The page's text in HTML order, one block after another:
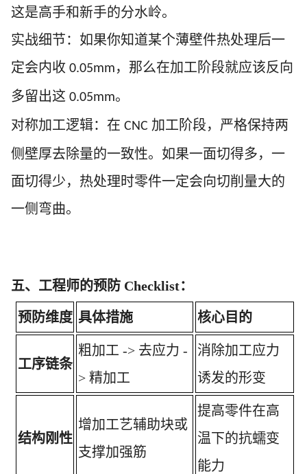
这是高手和新手的分水岭。
实战细节：如果你知道某个薄壁件热处理后一
定会内收 0.05mm ，那么在加工阶段就应该反向
多留出这 0.05mm。
对称加工逻辑：在 CNC 加工阶段，严格保持两
侧壁厚去除量的一致性。如果一面切得多，一
面切得少，热处理时零件一定会向切削量大的
一侧弯曲。
五、工程师的预防 Checklist：
预防维度 具体措施 核心目的
工序链条
粗加工 -> 去应力 -
> 精加工
消除加工应力
诱发的形变
结构刚性
增加工艺辅助块或
支撑加强筋
提高零件在高
温下的抗蠕变
能力